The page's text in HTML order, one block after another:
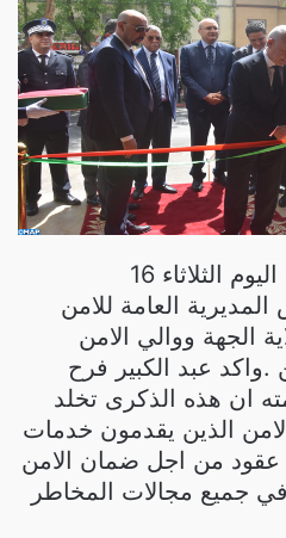
احتفت ولاية امن بطنجة اليوم الثلاثاء 16
67 لتاسيس المديرية العامة للامن
الجهة ووالي الامن
عبد الكبير فرح
ان هذه الذكرى تخلد
الذين يقدمون خدمات
عقود من اجل ضمان الامن
جميع مجالات المخاطر